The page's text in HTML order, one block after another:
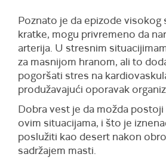
Poznato je da epizode ​​visokog
kratke, mogu privremeno da
arterija. U stresnim
za masnijom hranom, ali to
pogoršati stres na
produžavajući oporavak
Dobra vest je da možda
ovim situacijama, i što je
poslužiti kao desert nakon
sadržajem masti.